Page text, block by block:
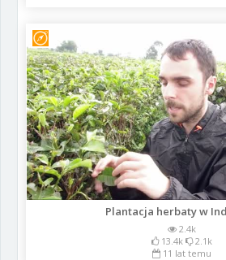
Plantacja herbaty w
2.4k
13.4k
2.1k
11 lat temu